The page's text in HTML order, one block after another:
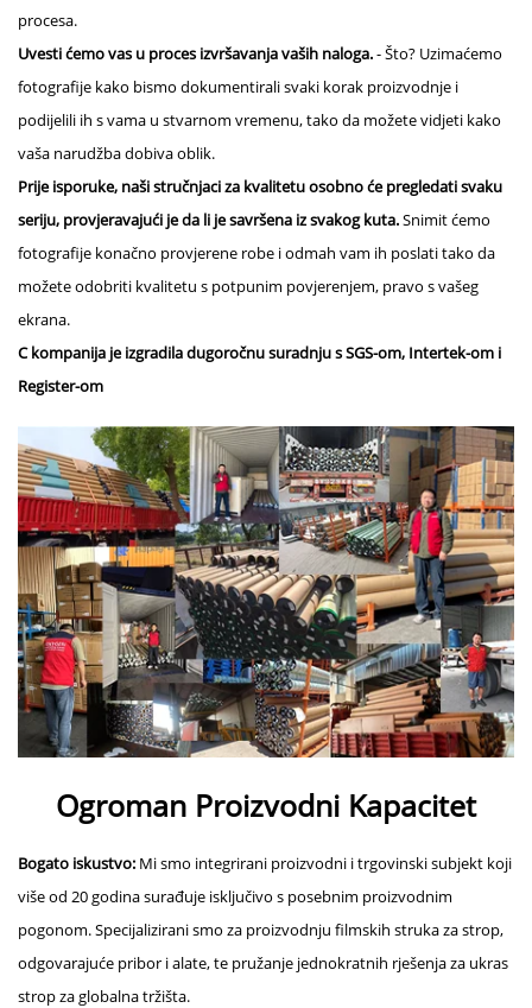
procesa.
Uvesti ćemo vas u proces izvršavanja vaših naloga.- Što? Uzimaćemo
fotografije kako bismo dokumentirali svaki korak proizvodnje i
podijelili ih s vama u stvarnom vremenu, tako da možete vidjeti kako
vaša narudžba dobiva oblik.
Prije isporuke, naši stručnjaci za kvalitetu osobno će pregledati svaku
seriju, provjeravajući je da li je savršena iz svakog kuta.Snimit ćemo
fotografije konačno provjerene robe i odmah vam ih poslati tako da
možete odobriti kvalitetu s potpunim povjerenjem, pravo s vašeg
ekrana.
Ckompanija je izgradila dugoročnu suradnju s SGS-om, Intertek-om i
Register-om
Ogroman Proizvodni Kapacitet
Bogato iskustvo: Mi smo integrirani proizvodni i trgovinski subjekt koji
više od 20 godina surađuje isključivo s posebnim proizvodnim
pogonom. Specijalizirani smo za proizvodnju filmskih struka za strop,
odgovarajuće pribor i alate, te pružanje jednokratnih rješenja za ukras
strop za globalna tržišta.